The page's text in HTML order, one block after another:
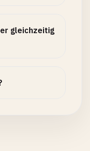
gleichzeitig